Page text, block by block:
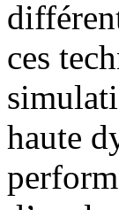
ces
haute